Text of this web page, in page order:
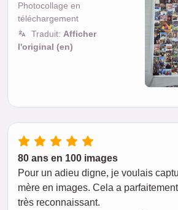
Photocollage en
téléchargement
Traduit: Afficher
l'original (en)
80 ans en 100 images
Pour un adieu digne, je voulais
mère en images. Cela a
très reconnaissant.